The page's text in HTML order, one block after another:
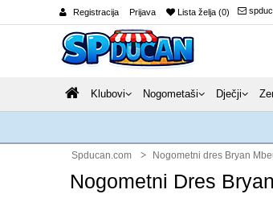
Registracija Prijava Lista želja (0)
Klubovi Nogometaši Dječji
Spducan.com Nogometni dres Bryan
Nogometni Dres